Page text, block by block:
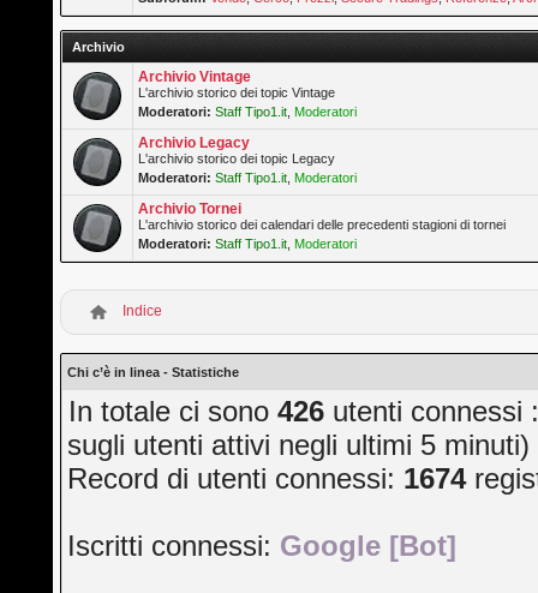
Archivio
Archivio Vintage
L'archivio storico dei topic Vintage
Moderatori: Staff Tipo1.it Moderatori
Archivio Legacy
L'archivio storico dei topic Legacy
Moderatori: Staff Tipo1.it Moderatori
Archivio Tornei
L'archivio storico dei calendari delle precedenti stagioni di tornei
Moderatori: Staff Tipo1.it Moderatori
Indice
Chi c’è in linea - Statistiche
In totale ci sono426 utenti connessi
sugli utenti attivi negli ultimi 5 minuti)
Record di utenti connessi: 1674
Iscritti connessi: Google [Bot]